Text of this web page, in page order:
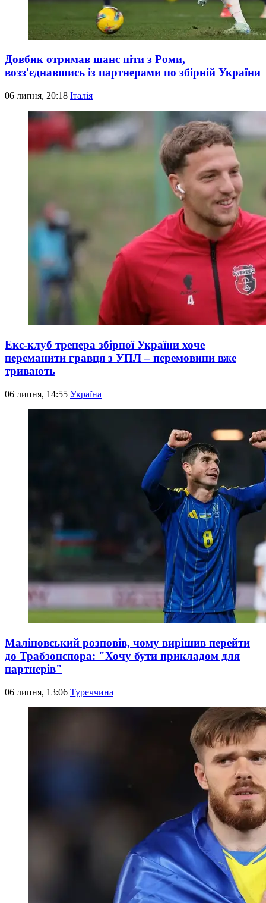
Довбик отримав шанс піти з Роми,
возз'єднавшись із партнерами по збірній України
06 липня, 20:18 Італія
Екс-клуб тренера збірної України хоче
переманити гравця з УПЛ – перемовини вже
тривають
06 липня, 14:55 Україна
Маліновський розповів, чому вирішив перейти
до Трабзонспора: "Хочу бути прикладом для
партнерів"
06 липня, 13:06 Туреччина